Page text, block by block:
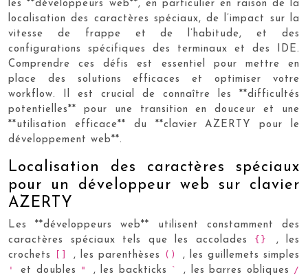
les **développeurs web**, en particulier en raison de la
localisation des caractères spéciaux, de l’impact sur la
vitesse de frappe et de l’habitude, et des
configurations spécifiques des terminaux et des IDE.
Comprendre ces défis est essentiel pour mettre en
place des solutions efficaces et optimiser votre
workflow. Il est crucial de connaître les **difficultés
potentielles** pour une transition en douceur et une
**utilisation efficace** du **clavier AZERTY pour le
développement web**.
Localisation des caractères spéciaux
pour un développeur web sur clavier
AZERTY
Les **développeurs web** utilisent constamment des
caractères spéciaux tels que les accolades {} , les
crochets
, les parenthèses () , les guillemets simples
'et doubles " , les backticks ` , les barres obliques /